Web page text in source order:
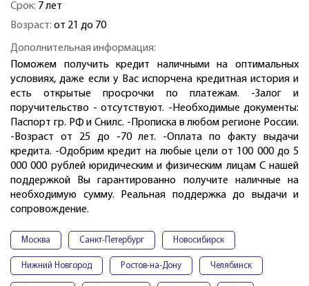
Срок: 7 лет
Возраст: от 21 до 70
Дополнительная информация:
Поможем получить кредит наличными на оптимальных
условиях, даже если у Вас испорчена кредитная история и
есть открытые просрочки по платежам. -Залог и
поручительство - отсутствуют. -Необходимые документы:
Паспорт гр. РФ и Снилс. -Прописка в любом регионе России.
-Возраст от 25 до -70 лет. -Оплата по факту выдачи
кредита. -Одобрим кредит на любые цели от 100 000 до 5
000 000 рублей юридическим и физическим лицам С нашей
поддержкой Вы гарантированно получите наличные на
необходимую сумму. Реальная поддержка до выдачи и
сопровождение.
Москва Санкт-Петербург Новосибирск
Нижний Новгород Ростов-на-Дону Челябинск